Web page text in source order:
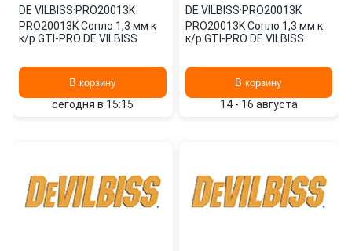
DE VILBISS·PRO20013K
PRO20013K Сопло 1,3 мм к
к/р GTI-PRO DE VILBISS
В корзину
сегодня в 15:15
DE VILBISS·PRO20013K
PRO20013K Сопло 1,3 мм к
к/р GTI-PRO DE VILBISS
В корзину
14 - 16 августа